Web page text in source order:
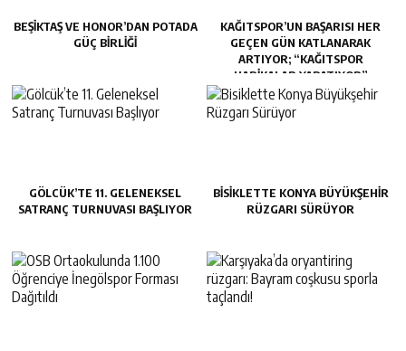
BEŞIKTAŞ VE HONOR’DAN POTADA
GÜÇ BIRLIĞI
KAĞITSPOR’UN BAŞARISI HER
GEÇEN GÜN KATLANARAK
ARTIYOR; “KAĞITSPOR
HARIKALAR YARATIYOR”
GÖLCÜK’TE 11. GELENEKSEL
SATRANÇ TURNUVASI BAŞLIYOR
BISIKLETTE KONYA BÜYÜKŞEHIR
RÜZGARI SÜRÜYOR